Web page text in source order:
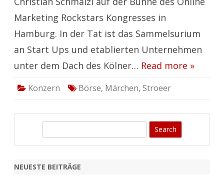
Marketing Rockstars Kongresses in
Hamburg. In der Tat ist das Sammelsurium
an Start Ups und etablierten Unternehmen
unter dem Dach des Kölner… Read more »
Konzern Börse, Märchen, Stroeer
rNEUESTE BEITRÄGE